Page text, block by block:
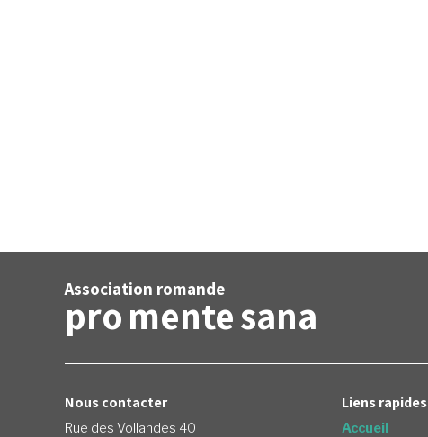
Association romande
promentesana
Nous contacter
Rue des Vollandes 40
Liens rapides
Accueil